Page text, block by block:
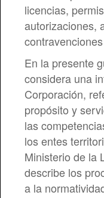
licencias,
autorizaciones,
En la presente
considera una
Corporación,
propósito y
las
los entes
Ministerio de la
describe los
a la